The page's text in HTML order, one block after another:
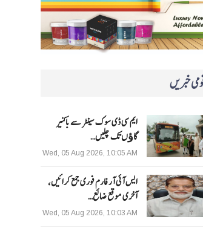
خبریں
ایم سی ڈی سوک سینٹر سے باکنیر
گاﺅں تک چلیں…
Wed, 05 Aug 2026, 10:05 AM
ایس آئی آر فارم فوری جمع کرائیں،
آخری موقع ضائع…
Wed, 05 Aug 2026, 10:03 AM